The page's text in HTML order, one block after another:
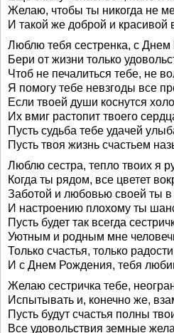
Желаю, чтобы ты никогда не
И такой же доброй и красивой
Люблю тебя сестренка, с
Бери от жизни только
Чтоб не печалиться тебе, не
Я помогу тебе невзгоды все
Если твоей души коснутся
Их вмиг растопит твоего
Пусть судьба тебе удачей
Пусть твоя жизнь счастьем
Люблю сестра, тепло твоих я
Когда ты рядом, все цветет
Заботой и любовью своей ты
И настроению плохому ты
Пусть будет так всегда
Уютным и родным мне
Только счастья, только
И с Днем Рождения, тебя
Желаю сестричка тебе,
Испытывать и, конечно же,
Пусть будут счастья полны
Все удовольствия земные